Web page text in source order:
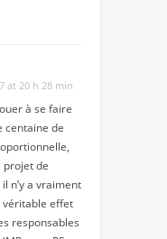
at 20 h 28 min
à se faire
centaine de
projet de
n’y a vraiment
véritable effet
responsables